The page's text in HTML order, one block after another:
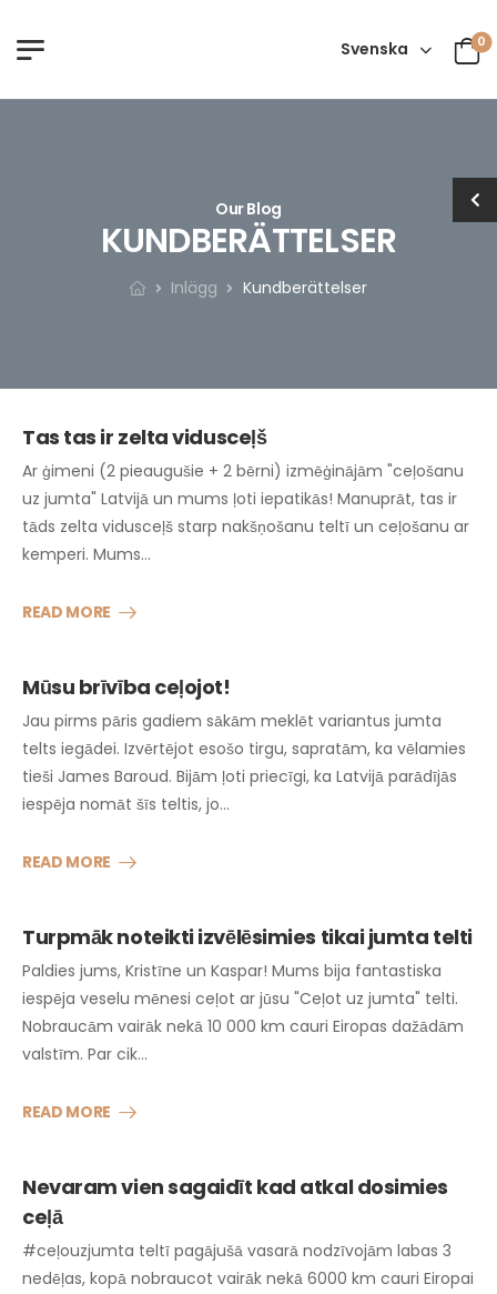
Svenska 0
Our Blog
KUNDBERÄTTELSER
Inlägg Kundberättelser
Tas tas ir zelta vidusceļš
Ar ģimeni (2 pieaugušie + 2 bērni) izmēģinājām "ceļošanu
uz jumta" Latvijā un mums ļoti iepatikās! Manuprāt, tas ir
tāds zelta vidusceļš starp nakšņošanu teltī un ceļošanu ar
kemperi. Mums…
READ MORE
Mūsu brīvība ceļojot!
Jau pirms pāris gadiem sākām meklēt variantus jumta
telts iegādei. Izvērtējot esošo tirgu, sapratām, ka vēlamies
tieši James Baroud. Bijām ļoti priecīgi, ka Latvijā parādījās
iespēja nomāt šīs teltis, jo…
READ MORE
Turpmāk noteikti izvēlēsimies tikai jumta telti
Paldies jums, Kristīne un Kaspar! Mums bija fantastiska
iespēja veselu mēnesi ceļot ar jūsu "Ceļot uz jumta" telti.
Nobraucām vairāk nekā 10 000 km cauri Eiropas dažādām
valstīm. Par cik…
READ MORE
Nevaram vien sagaidīt kad atkal dosimies
ceļā
#ceļouzjumta teltī pagājušā vasarā nodzīvojām labas 3
nedēļas, kopā nobraucot vairāk nekā 6000 km cauri Eiropai